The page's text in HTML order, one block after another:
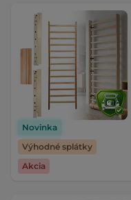
Novinka
Výhodné splátky
Akcia